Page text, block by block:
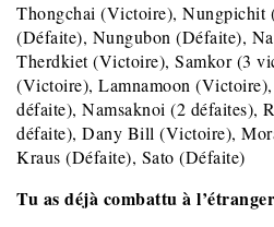
Thongchai (Victoire), Nungpichit
(Défaite), Nungubon (Défaite),
Therdkiet (Victoire), Samkor (3
(Victoire), Lamnamoon
défaite), Namsaknoi (2 défaites),
défaite), Dany Bill (Victoire),
Kraus (Défaite), Sato (Défaite)
Tu as déjà combattu à